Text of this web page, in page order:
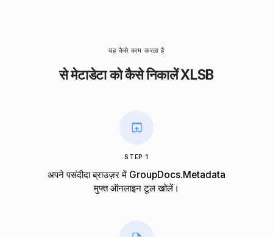
यह कैसे काम करता है
से मेटाडेटा को कैसे निकालें XLSB
STEP 1
अपने पसंदीदा ब्राउज़र में GroupDocs.Metadata
मुफ्त ऑनलाइन टूल खोलें।